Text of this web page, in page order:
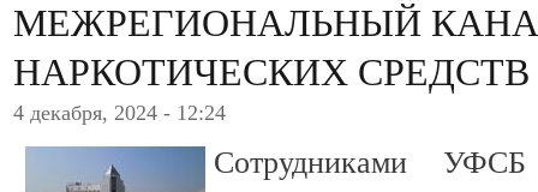
МЕЖРЕГИОНАЛЬНЫЙ
НАРКОТИЧЕСКИХ СРЕДСТВ
4 декабря, 2024 - 12:24
Сотрудниками